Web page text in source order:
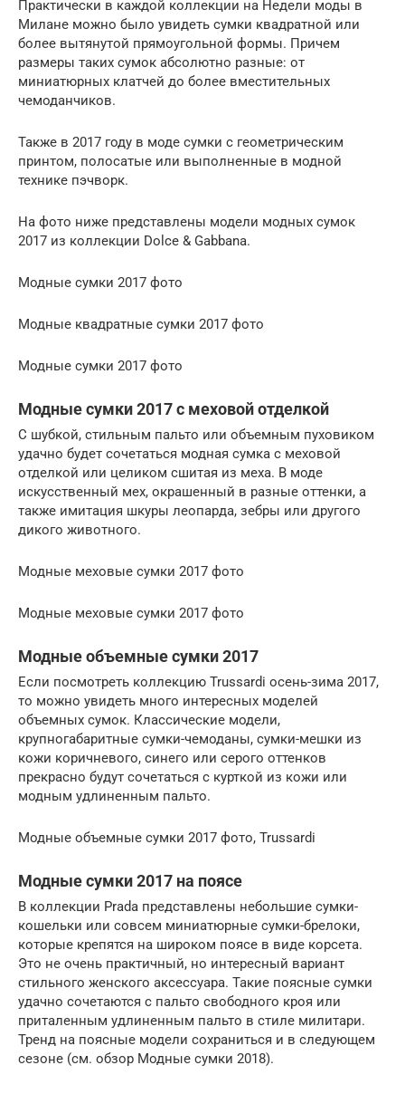
Практически в каждой коллекции на Недели моды в
Милане можно было увидеть сумки квадратной или
более вытянутой прямоугольной формы. Причем
размеры таких сумок абсолютно разные: от
миниатюрных клатчей до более вместительных
чемоданчиков.
Также в 2017 году в моде сумки с геометрическим
принтом, полосатые или выполненные в модной
технике пэчворк.
На фото ниже представлены модели модных сумок
2017 из коллекции Dolce & Gabbana.
Модные сумки 2017 фото
Модные квадратные сумки 2017 фото
Модные сумки 2017 фото
Модные сумки 2017 с меховой отделкой
С шубкой, стильным пальто или объемным пуховиком
удачно будет сочетаться модная сумка с меховой
отделкой или целиком сшитая из меха. В моде
искусственный мех, окрашенный в разные оттенки, а
также имитация шкуры леопарда, зебры или другого
дикого животного.
Модные меховые сумки 2017 фото
Модные меховые сумки 2017 фото
Модные объемные сумки 2017
Если посмотреть коллекцию Trussardi осень-зима 2017,
то можно увидеть много интересных моделей
объемных сумок. Классические модели,
крупногабаритные сумки-чемоданы, сумки-мешки из
кожи коричневого, синего или серого оттенков
прекрасно будут сочетаться с курткой из кожи или
модным удлиненным пальто.
Модные объемные сумки 2017 фото, Trussardi
Модные сумки 2017 на поясе
В коллекции Prada представлены небольшие сумки-
кошельки или совсем миниатюрные сумки-брелоки,
которые крепятся на широком поясе в виде корсета.
Это не очень практичный, но интересный вариант
стильного женского аксессуара. Такие поясные сумки
удачно сочетаются с пальто свободного кроя или
приталенным удлиненным пальто в стиле милитари.
Тренд на поясные модели сохраниться и в следующем
сезоне (см. обзор Модные сумки 2018).